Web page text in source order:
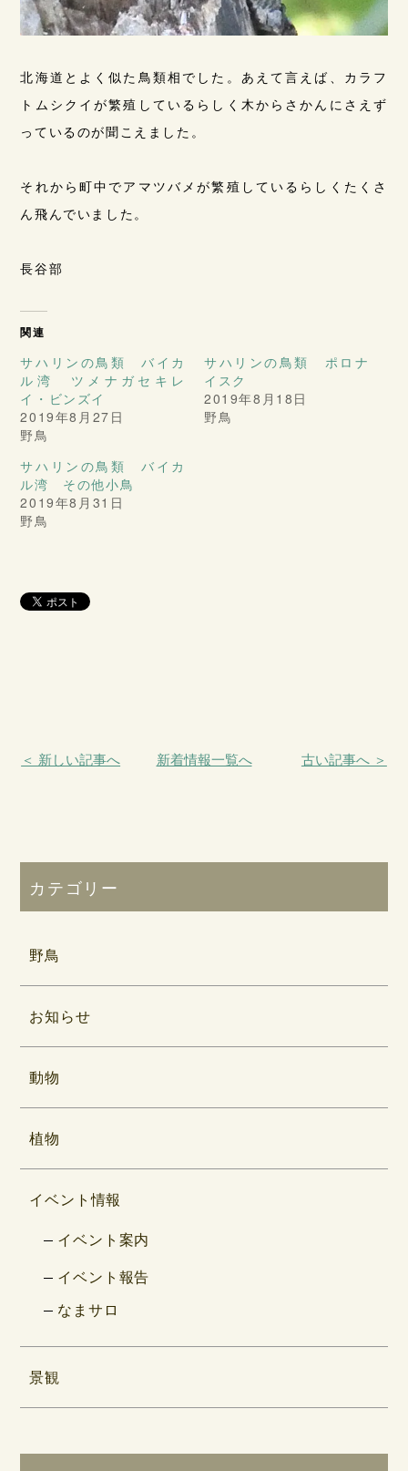
北海道とよく似た鳥類相でした。あえて言えば、カラフ
トムシクイが繁殖しているらしく木からさかんにさえず
っているのが聞こえました。
それから町中でアマツバメが繁殖しているらしくたくさ
ん飛んでいました。
長谷部
関連
サハリンの鳥類 バイカ
ル湾 ツメナガセキレ
イ・ビンズイ
2019年8月27日
野鳥
サハリンの鳥類 ポロナ
イスク
2019年8月18日
野鳥
サハリンの鳥類 バイカ
ル湾 その他小鳥
2019年8月31日
野鳥
＜ 新しい記事へ 新着情報一覧へ 古い記事へ ＞
カテゴリー
野鳥
お知らせ
動物
植物
イベント情報
イベント案内
イベント報告
なまサロ
景観